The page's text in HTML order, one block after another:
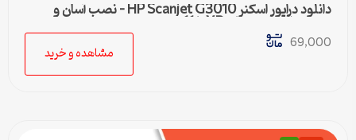
دانلود درایور اسکنر HP Scanjet G3010 – نصب آسان و
سریع برای ویندوزهای XP تا 11
69,000
مشاهده و خرید